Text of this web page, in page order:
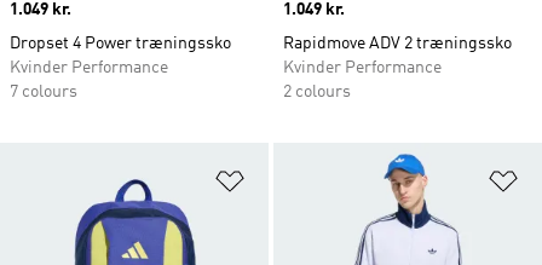
Price
1.049 kr.
Dropset 4 Power træningssko
Kvinder Performance
7 colours
Price
1.049 kr.
Rapidmove ADV 2 træningssko
Kvinder Performance
2 colours
Føj til ønskeliste